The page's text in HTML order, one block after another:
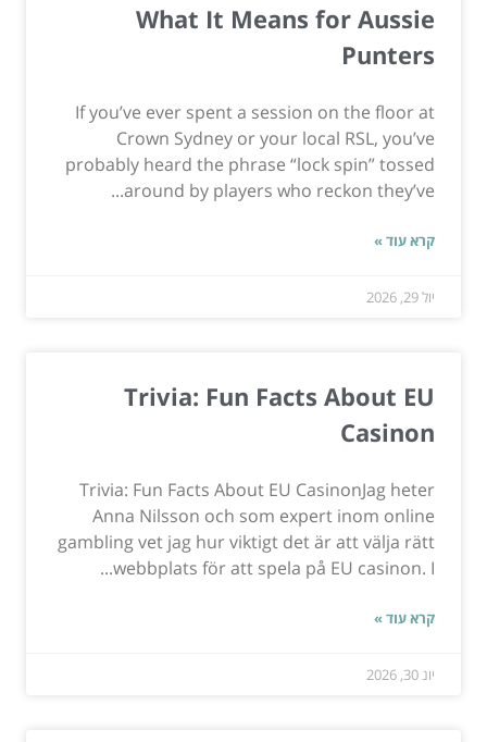
What It Means for Aussie
Punters
If you’ve ever spent a session on the floor at
Crown Sydney or your local RSL, you’ve
probably heard the phrase “lock spin” tossed
around by players who reckon they’ve...
קרא עוד »
יול 29, 2026
Trivia: Fun Facts About EU
Casinon
Trivia: Fun Facts About EU CasinonJag heter
Anna Nilsson och som expert inom online
gambling vet jag hur viktigt det är att välja rätt
webbplats för att spela på EU casinon. I...
קרא עוד »
יונ 30, 2026